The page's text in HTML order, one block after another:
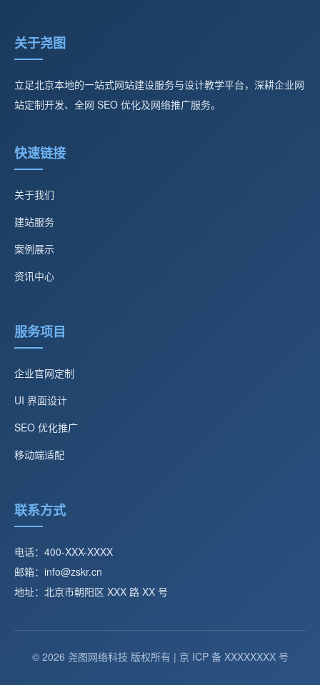
关于尧图
立足北京本地的一站式网站建设服务与设计教学平台，深耕企业网
站定制开发、全网 SEO 优化及网络推广服务。
快速链接
关于我们
建站服务
案例展示
资讯中心
服务项目
企业官网定制
UI 界面设计
SEO 优化推广
移动端适配
联系方式
电话：400-XXX-XXXX
邮箱：info@zskr.cn
地址：北京市朝阳区 XXX 路 XX 号
© 2026 尧图网络科技 版权所有 | 京 ICP 备 XXXXXXXX 号